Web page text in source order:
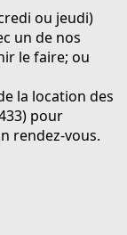
ou jeudi)
un de nos
le faire; ou
la location des
) pour
rendez-vous.